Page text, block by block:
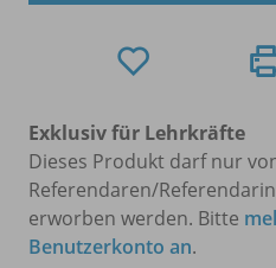
Exklusiv für Lehrkräfte
Dieses Produkt darf nur
Referendaren/
erworben werden. Bitte
Benutzerkonto an.